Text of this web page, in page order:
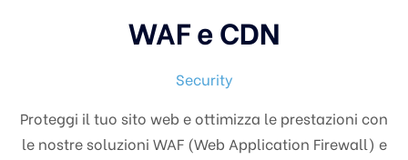
WAF e CDN
Security
Proteggi il tuo sito web e ottimizza le prestazioni con
le nostre soluzioni WAF (Web Application Firewall) e